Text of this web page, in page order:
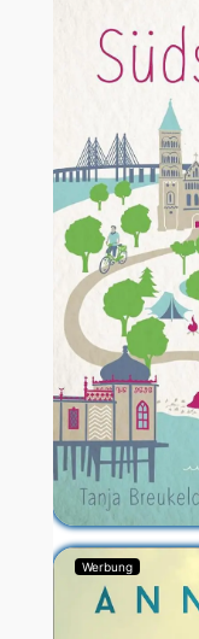
Werbung